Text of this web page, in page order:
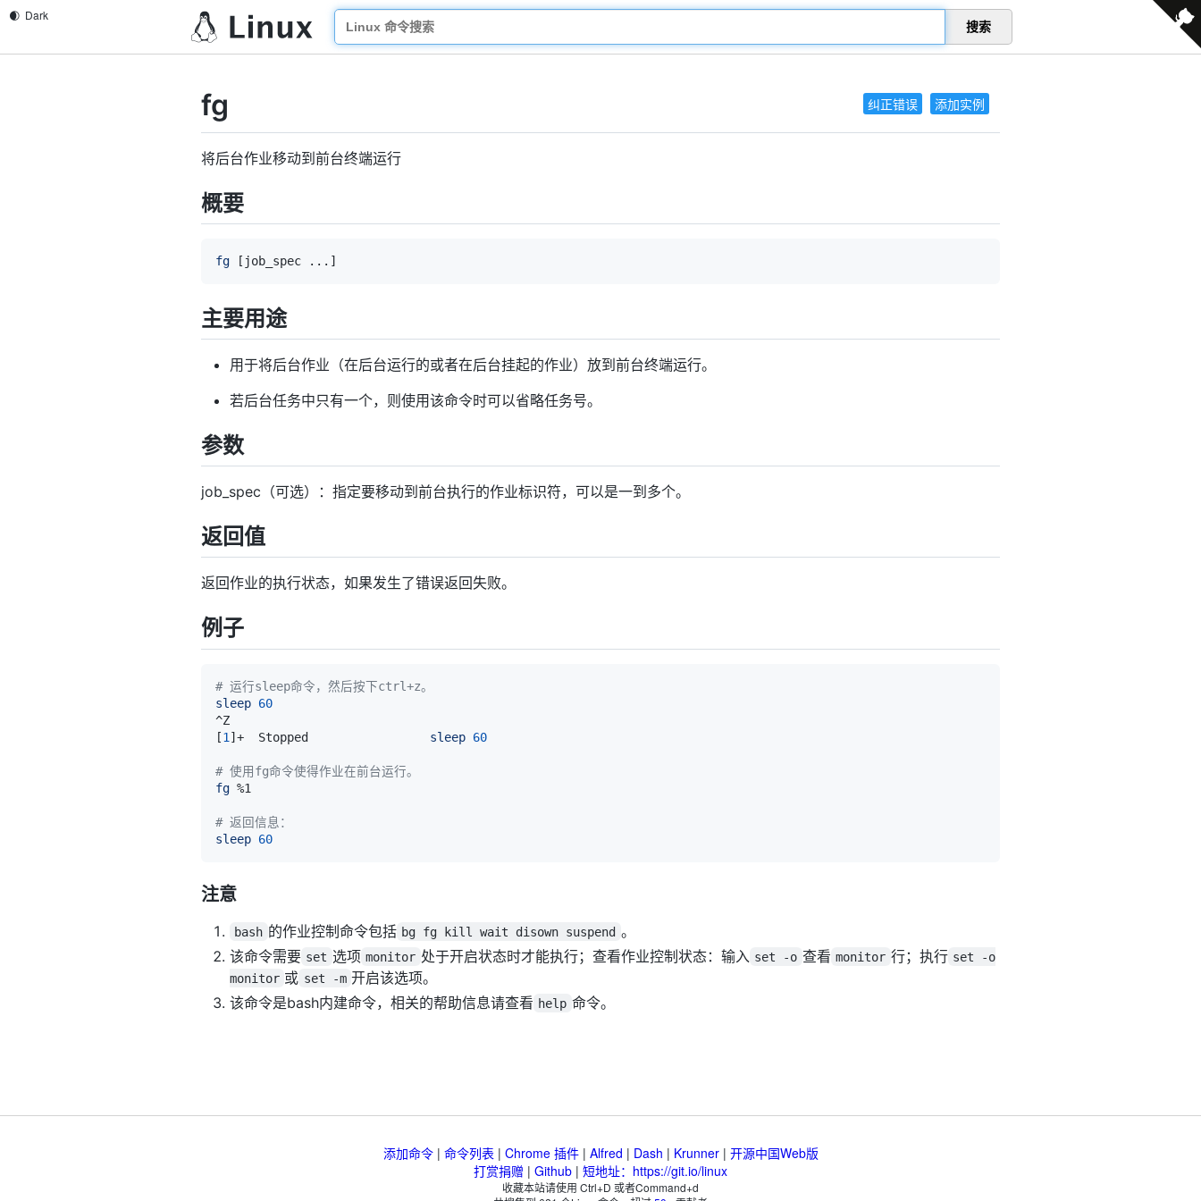
搜索
纠正错误 添加实例
fg
将后台作业移动到前台终端运行
概要
fg [ job_spec .. . ]
主要用途
用于将后台作业（在后台运行的或者在后台挂起的作业）放到前台终端运行。
若后台任务中只有一个，则使用该命令时可以省略任务号。
参数
job_spec（可选）：指定要移动到前台执行的作业标识符，可以是一到多个。
返回值
返回作业的执行状态，如果发生了错误返回失败。
例子
# 运行sleep命令，然后按下ctrl+z。
sleep 60
[1 ]+  Stopped sleep 60
# 使用fg命令使得作业在前台运行。
fg
# 返回信息：
sleep 60
注意
bash 的作业控制命令包括 bg fg kill wait disown suspend 。
该命令需要 set 选项 monitor 处于开启状态时才能执行；查看作业控制状态：输入 set -o 查看 monitor 行；执行 set -o
monitor 或 set -m 开启该选项。
该命令是bash内建命令，相关的帮助信息请查看 help 命令。
添加命令| 命令列表 | Chrome 插件| Alfred | Dash | Krunner| 开源中国Web版
打赏捐赠 | Github | 短地址：https://git.io/linux
收藏本站请使用 Ctrl+D 或者Command+d